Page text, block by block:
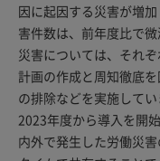
因に起因する災害が増
害件数は、前年度比で
災害については、それ
計画の作成と周知徹底
の排除などを実施してい
2023年度から導入を開
内外で発生した労働災